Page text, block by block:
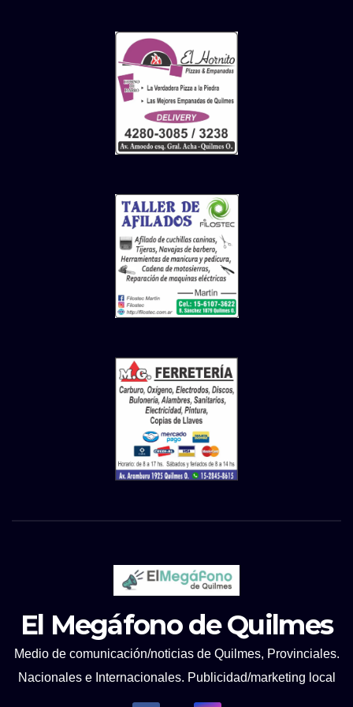
El Megáfono de Quilmes
Medio de comunicación/noticias de Quilmes, Provinciales.
Nacionales e Internacionales. Publicidad/marketing local